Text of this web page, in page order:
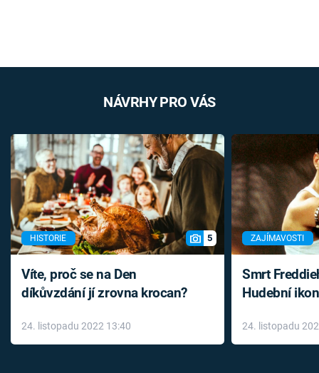
NÁVRHY PRO VÁS
HISTORIE 5
Víte, proč se na Den
díkůvzdání jí zrovna krocan?
24. listopadu 2022 13:40
ZAJÍMAVOSTI
Smrt
Hudební
léky
24. listopadu